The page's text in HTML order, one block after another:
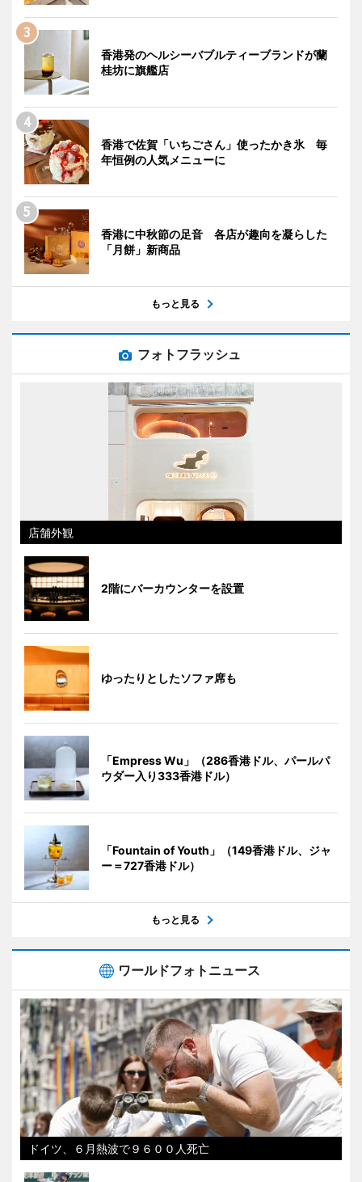
香港発のヘルシーバブルティーブランドが蘭
桂坊に旗艦店
香港で佐賀「いちごさん」使ったかき氷 毎
年恒例の人気メニューに
香港に中秋節の足音 各店が趣向を凝らした
「月餅」新商品
もっと見る
フォトフラッシュ
店舗外観
2階にバーカウンターを設置
ゆったりとしたソファ席も
「Empress Wu」（286香港ドル、パールパ
ウダー入り333香港ドル）
「Fountain of Youth」（149香港ドル、ジャ
ー＝727香港ドル）
もっと見る
ワールドフォトニュース
ドイツ、６月熱波で９６００人死亡